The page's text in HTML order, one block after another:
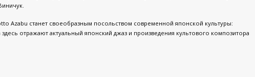
Azabu станет своеобразным посольством современной японской культуры:
отражают актуальный японский джаз и произведения культового композитора